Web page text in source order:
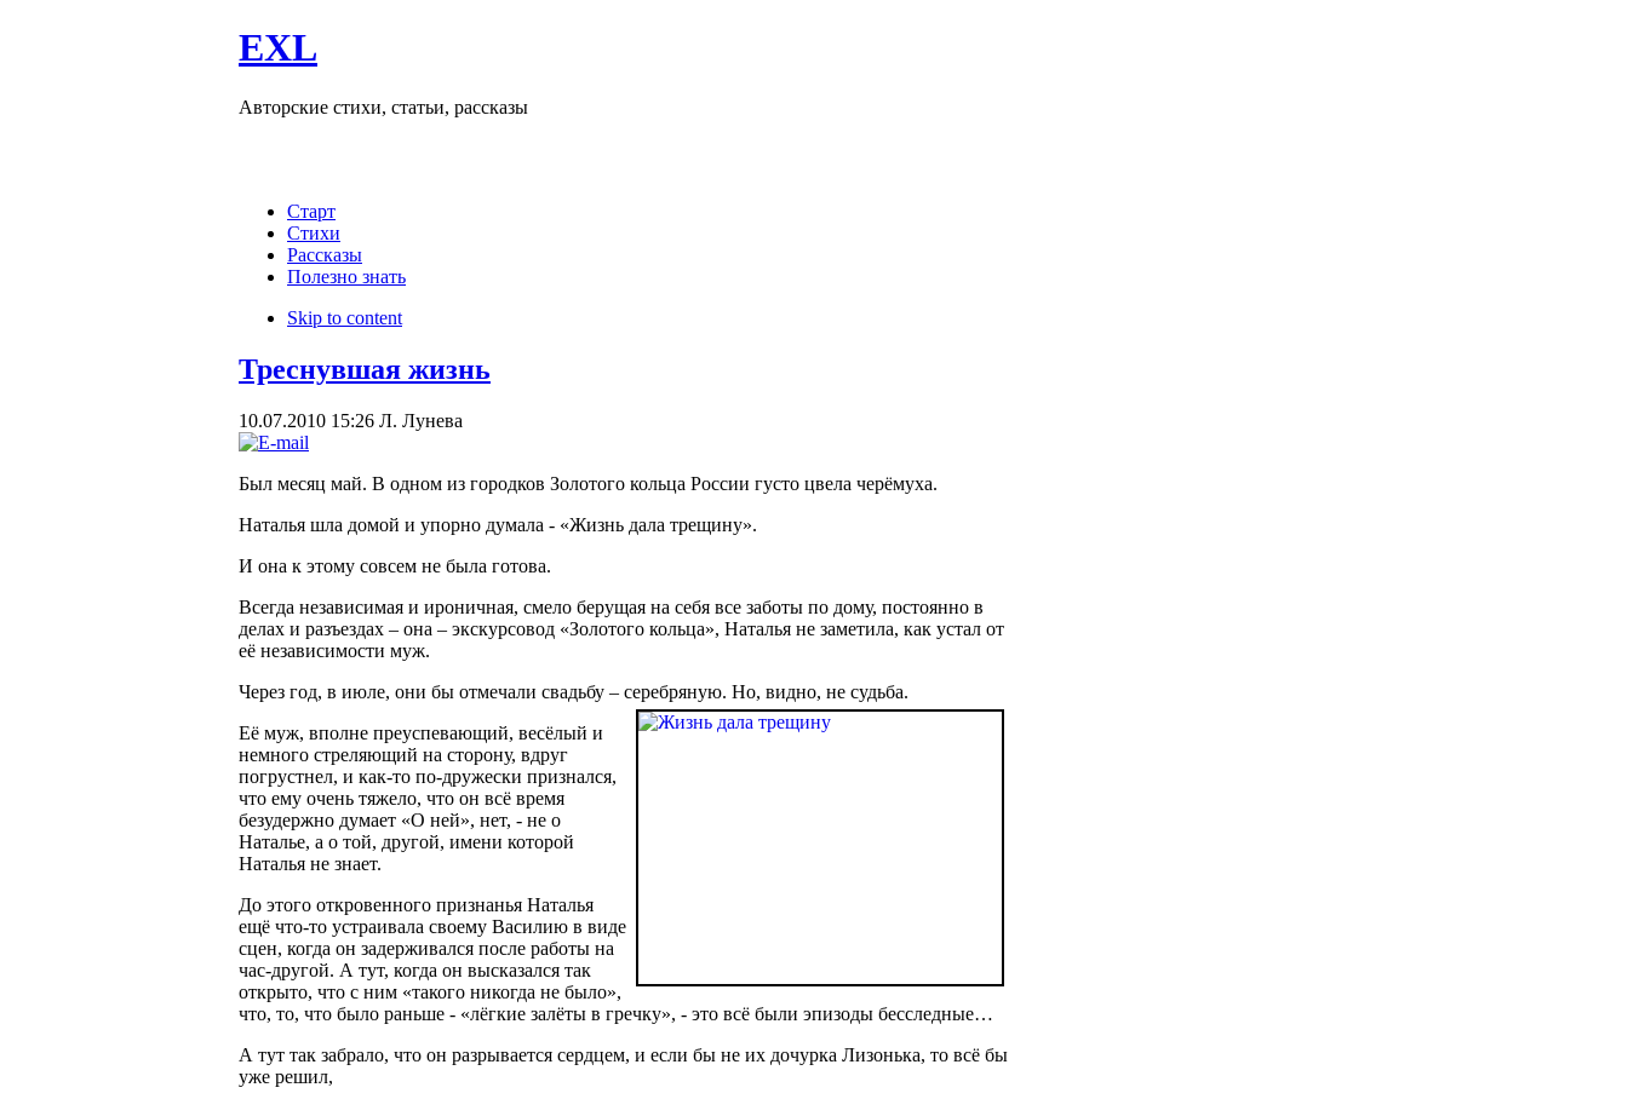
EXL
Авторские стихи, статьи, рассказы
Старт
Стихи
Рассказы
Полезно знать
Skip to content
Треснувшая жизнь
10.07.2010 15:26 Л. Лунева
Был месяц май. В одном из городков Золотого кольца России густо цвела черёмуха.
Наталья шла домой и упорно думала - «Жизнь дала трещину».
И она к этому совсем не была готова.
Всегда независимая и ироничная, смело берущая на себя все заботы по дому, постоянно в
делах и разъездах – она – экскурсовод «Золотого кольца», Наталья не заметила, как устал от
её независимости муж.
Через год, в июле, они бы отмечали свадьбу – серебряную. Но, видно, не судьба.
Её муж, вполне преуспевающий, весёлый и
немного стреляющий на сторону, вдруг
погрустнел, и как-то по-дружески признался,
что ему очень тяжело, что он всё время
безудержно думает «О ней», нет, - не о
Наталье, а о той, другой, имени которой
Наталья не знает.
До этого откровенного признанья Наталья
ещё что-то устраивала своему Василию в виде
сцен, когда он задерживался после работы на
час-другой. А тут, когда он высказался так
открыто, что с ним «такого никогда не было»,
что, то, что было раньше - «лёгкие залёты в гречку», - это всё были эпизоды бесследные…
А тут так забрало, что он разрывается сердцем, и если бы не их дочурка Лизонька, то всё бы
уже решил,